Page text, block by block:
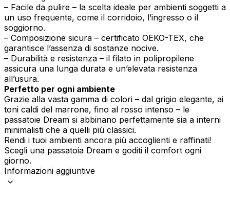
– Facile da pulire – la scelta ideale per ambienti soggetti a
un uso frequente, come il corridoio, l’ingresso o il
soggiorno.
– Composizione sicura – certificato OEKO-TEX, che
garantisce l’assenza di sostanze nocive.
– Durabilità e resistenza – il filato in polipropilene
assicura una lunga durata e un’elevata resistenza
all’usura.
Perfetto per ogni ambiente
Grazie alla vasta gamma di colori – dal grigio elegante, ai
toni caldi del marrone, fino al rosso intenso – le
passatoie Dream si abbinano perfettamente sia a interni
minimalisti che a quelli più classici.
Rendi i tuoi ambienti ancora più accoglienti e raffinati!
Scegli una passatoia Dream e goditi il comfort ogni
giorno.
Informazioni aggiuntive